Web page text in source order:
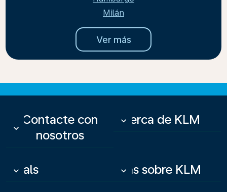
Milán
Ver más
Contacte con
nosotros
keyboard_arrow_down
Acerca de KLM
keyboard_arrow_down
Deals
keyboard_arrow_down Más sobre KLM
keyboard_arrow_down